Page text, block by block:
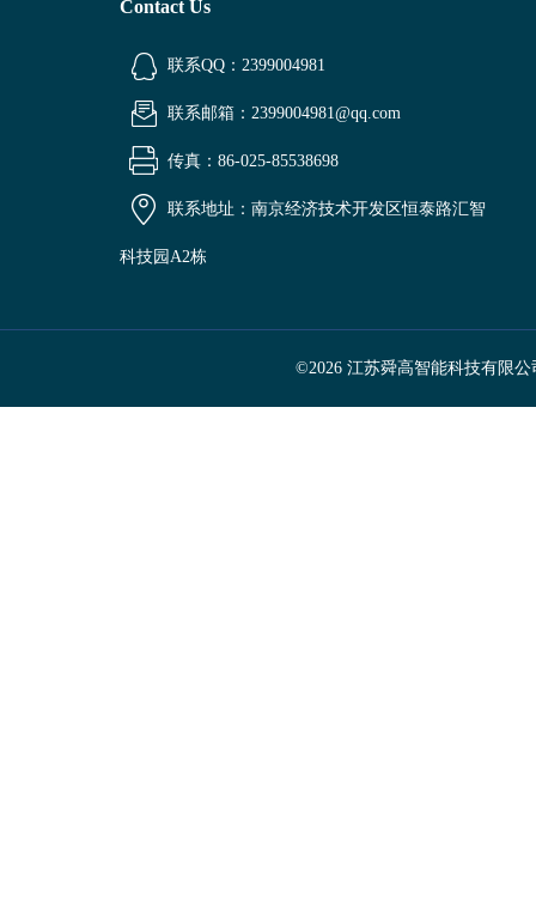
Contact Us
联系QQ：2399004981
联系邮箱：2399004981@qq.com
传真：86-025-85538698
联系地址：南京经济技术开发区恒泰路汇智
科技园A2栋
©2026 江苏舜高智能科技有限